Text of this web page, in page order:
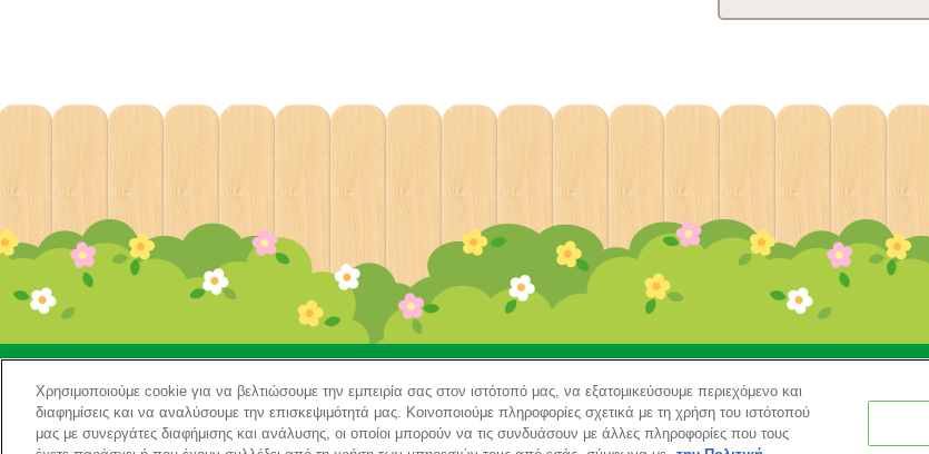
Σχετικά με την ιστοσελίδα Πολιτική Χρήσης
Χρησιμοποιούμε cookie για να βελτιώσουμε την εμπειρία σας στον ιστότοπό μας, να εξατομικεύσουμε περιεχόμενο και
διαφημίσεις και να αναλύσουμε την επισκεψιμότητά μας. Κοινοποιούμε πληροφορίες σχετικά με τη χρήση του ιστότοπού
μας με συνεργάτες διαφήμισης και ανάλυσης, οι οποίοι μπορούν να τις συνδυάσουν με άλλες πληροφορίες που τους